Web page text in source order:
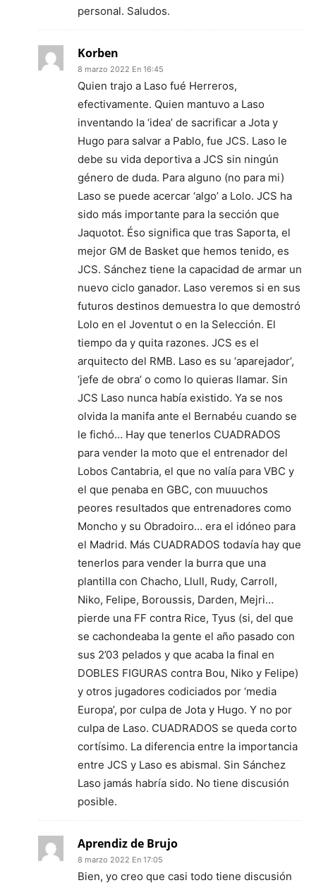
personal. Saludos.
Korben
8 marzo 2022 En 16:45
Quien trajo a Laso fué Herreros,
efectivamente. Quien mantuvo a Laso
inventando la ‘idea’ de sacrificar a Jota y
Hugo para salvar a Pablo, fue JCS. Laso le
debe su vida deportiva a JCS sin ningún
género de duda. Para alguno (no para mi)
Laso se puede acercar ‘algo’ a Lolo. JCS ha
sido más importante para la sección que
Jaquotot. Éso significa que tras Saporta, el
mejor GM de Basket que hemos tenido, es
JCS. Sánchez tiene la capacidad de armar un
nuevo ciclo ganador. Laso veremos si en sus
futuros destinos demuestra lo que demostró
Lolo en el Joventut o en la Selección. El
tiempo da y quita razones. JCS es el
arquitecto del RMB. Laso es su ‘aparejador’,
‘jefe de obra’ o como lo quieras llamar. Sin
JCS Laso nunca había existido. Ya se nos
olvida la manifa ante el Bernabéu cuando se
le fichó… Hay que tenerlos CUADRADOS
para vender la moto que el entrenador del
Lobos Cantabria, el que no valía para VBC y
el que penaba en GBC, con muuuchos
peores resultados que entrenadores como
Moncho y su Obradoiro… era el idóneo para
el Madrid. Más CUADRADOS todavía hay que
tenerlos para vender la burra que una
plantilla con Chacho, Llull, Rudy, Carroll,
Niko, Felipe, Boroussis, Darden, Mejri…
pierde una FF contra Rice, Tyus (si, del que
se cachondeaba la gente el año pasado con
sus 2’03 pelados y que acaba la final en
DOBLES FIGURAS contra Bou, Niko y Felipe)
y otros jugadores codiciados por ‘media
Europa’, por culpa de Jota y Hugo. Y no por
culpa de Laso. CUADRADOS se queda corto
cortísimo. La diferencia entre la importancia
entre JCS y Laso es abismal. Sin Sánchez
Laso jamás habría sido. No tiene discusión
posible.
Aprendiz de Brujo
8 marzo 2022 En 17:05
Bien, yo creo que casi todo tiene discusión